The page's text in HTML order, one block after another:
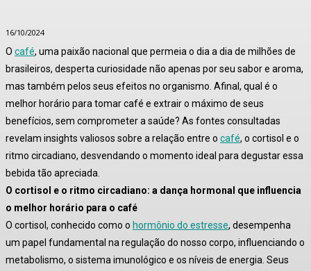
16/10/2024
O café, uma paixão nacional que permeia o dia a dia de milhões de
brasileiros, desperta curiosidade não apenas por seu sabor e aroma,
mas também pelos seus efeitos no organismo. Afinal, qual é o
melhor horário para tomar café e extrair o máximo de seus
benefícios, sem comprometer a saúde? As fontes consultadas
revelam insights valiosos sobre a relação entre o café, o cortisol e o
ritmo circadiano, desvendando o momento ideal para degustar essa
bebida tão apreciada.
O cortisol e o ritmo circadiano: a dança hormonal que influencia
o melhor horário para o café
O cortisol, conhecido como o hormônio do estresse, desempenha
um papel fundamental na regulação do nosso corpo, influenciando o
metabolismo, o sistema imunológico e os níveis de energia. Seus